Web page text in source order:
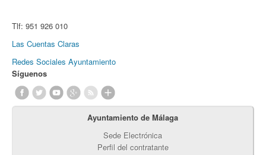
Tlf: 951 926 010
Las Cuentas Claras
Redes Sociales Ayuntamiento
Síguenos
Ayuntamiento de Málaga
Sede Electrónica
Perfil del contratante